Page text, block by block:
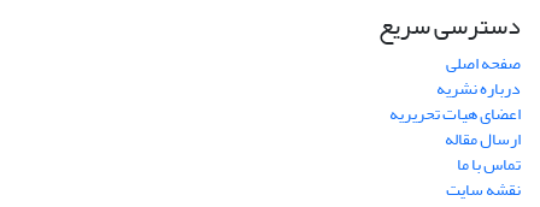
دسترسی سریع
صفحه اصلی
درباره نشریه
اعضای هیات تحریریه
ارسال مقاله
تماس با ما
نقشه سایت